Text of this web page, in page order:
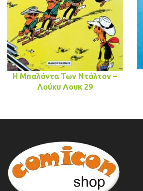
Η Μπαλάντα Των Ντάλτον –
Λούκυ Λουκ 29